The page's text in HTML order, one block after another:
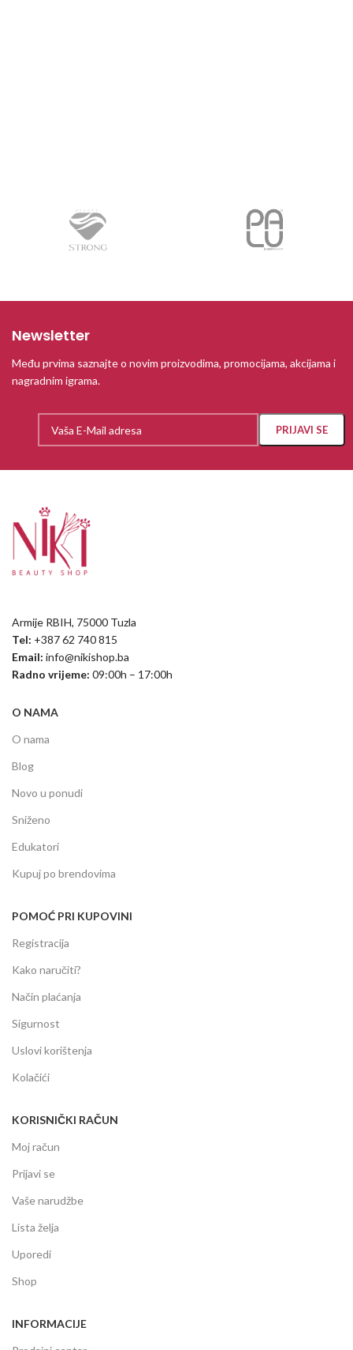
Newsletter
Među prvima saznajte o novim proizvodima, promocijama, akcijama i
nagradnim igrama.
Armije RBIH, 75000 Tuzla
Tel: +387 62 740 815
Email: info@nikishop.ba
Radno vrijeme: 09:00h – 17:00h
O NAMA
O nama
Blog
Novo u ponudi
Sniženo
Edukatori
Kupuj po brendovima
POMOĆ PRI KUPOVINI
Registracija
Kako naručiti?
Način plaćanja
Sigurnost
Uslovi korištenja
Kolačići
KORISNIČKI RAČUN
Moj račun
Prijavi se
Vaše narudžbe
Lista želja
Uporedi
Shop
INFORMACIJE